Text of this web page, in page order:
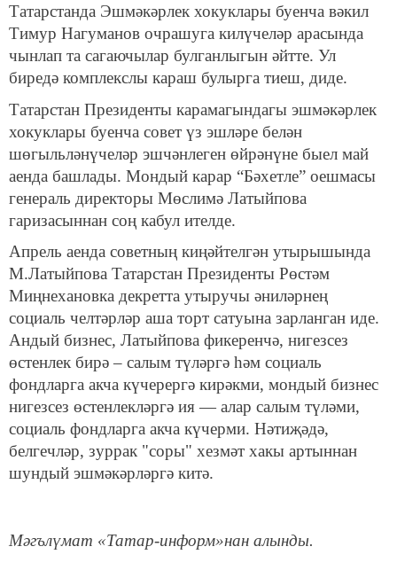
Татарстанда Эшмәкәрлек хокуклары буенча вәкил
Тимур Нагуманов очрашуга килүчеләр арасында
чынлап та сагаючылар булганлыгын әйтте. Ул
биредә комплекслы караш булырга тиеш, диде.
Татарстан Президенты карамагындагы эшмәкәрлек
хокуклары буенча совет үз эшләре белән
шөгыльләнүчеләр эшчәнлеген өйрәнүне быел май
аенда башлады. Мондый карар “Бәхетле” оешмасы
генераль директоры Мөслимә Латыйпова
гаризасыннан соң кабул ителде.
Апрель аенда советның киңәйтелгән утырышында
М.Латыйпова Татарстан Президенты Рөстәм
Миңнехановка декретта утыручы әниләрнең
социаль челтәрләр аша торт сатуына зарланган иде.
Андый бизнес, Латыйпова фикеренчә, нигезсез
өстенлек бирә – салым түләргә һәм социаль
фондларга акча күчерергә кирәкми, мондый бизнес
нигезсез өстенлекләргә ия — алар салым түләми,
социаль фондларга акча күчерми. Нәтиҗәдә,
белгечләр, зуррак "соры" хезмәт хакы артыннан
шундый эшмәкәрләргә китә.
Мәгълүмат «Татар-информ»нан алынды.